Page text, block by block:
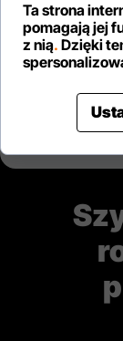
Biała
Kleib
29,80 PLN
Ta strona
pomagają jej
z nią. Dzięki